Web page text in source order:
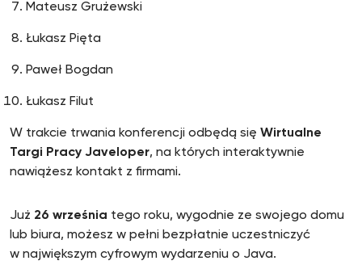
Mateusz Grużewski
Łukasz Pięta
Paweł Bogdan
Łukasz Filut
W trakcie trwania konferencji odbędą się Wirtualne
Targi Pracy Javeloper, na których interaktywnie
nawiążesz kontakt z firmami.
Już 26 września tego roku, wygodnie ze swojego domu
lub biura, możesz w pełni bezpłatnie uczestniczyć
w największym cyfrowym wydarzeniu o Java.